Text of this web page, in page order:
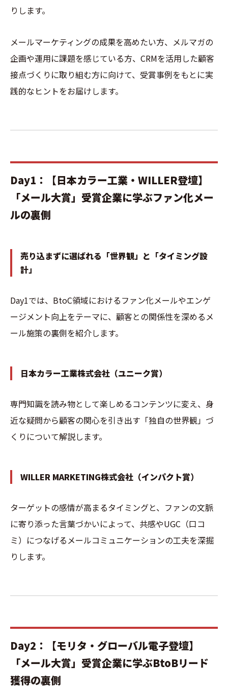
りします。
メールマーケティングの成果を高めたい方、メルマガの
企画や運用に課題を感じている方、CRMを活用した顧客
接点づくりに取り組む方に向けて、受賞事例をもとに実
践的なヒントをお届けします。
Day1：【日本カラー工業・WILLER登壇】
「メール大賞」受賞企業に学ぶファン化メー
ルの裏側
売り込まずに選ばれる「世界観」と「タイミング設
計」
Day1では、BtoC領域におけるファン化メールやエンゲ
ージメント向上をテーマに、顧客との関係性を深めるメ
ール施策の裏側を紹介します。
日本カラー工業株式会社（ユニーク賞）
専門知識を読み物として楽しめるコンテンツに変え、身
近な疑問から顧客の関心を引き出す「独自の世界観」づ
くりについて解説します。
WILLER MARKETING株式会社（インパクト賞）
ターゲットの感情が高まるタイミングと、ファンの文脈
に寄り添った言葉づかいによって、共感やUGC（口コ
ミ）につなげるメールコミュニケーションの工夫を深掘
りします。
Day2：【モリタ・グローバル電子登壇】
「メール大賞」受賞企業に学ぶBtoBリード
獲得の裏側